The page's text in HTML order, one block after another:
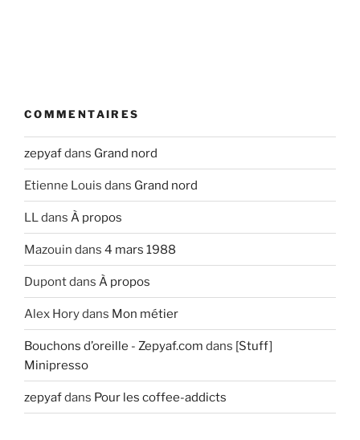
COMMENTAIRES
zepyafdans Grand nord
Etienne Louis dans Grand nord
LL dans À propos
Mazouin dans 4 mars 1988
Dupontdans À propos
Alex Horydans Mon métier
Bouchons d’oreille - Zepyaf.com dans [Stuff]
Minipresso
zepyafdans Pour les coffee-addicts